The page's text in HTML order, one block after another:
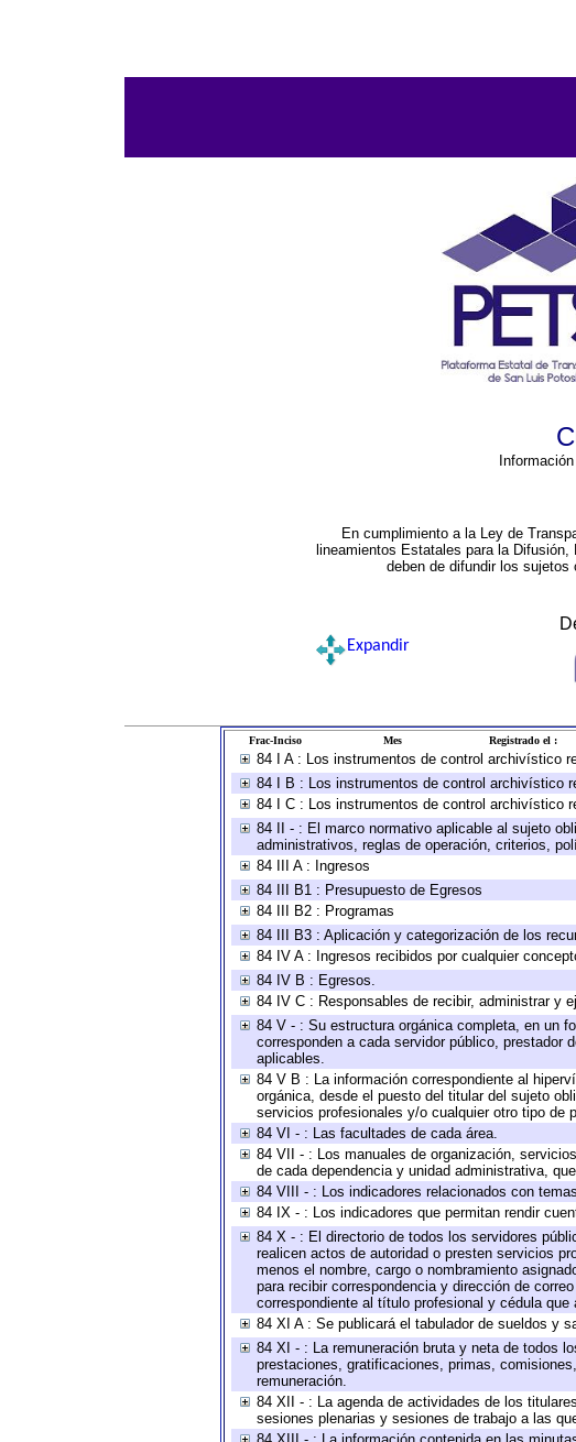
En cumplimiento a la Ley de
lineamientos Estatales para la
deben de difundir los
Expandir
Frac-Inciso Mes Registrado el :
84 I A : Los instrumentos de control archivístico
84 I B : Los instrumentos de control archivístico
84 I C : Los instrumentos de control archivístico
84 II - : El marco normativo aplicable al sujeto
administrativos, reglas de operación, criterios,
84 III A : Ingresos
84 III B1 : Presupuesto de Egresos
84 III B2 : Programas
84 III B3 : Aplicación y categorización de los
84 IV A : Ingresos recibidos por cualquier
84 IV B : Egresos.
84 IV C : Responsables de recibir, administrar y
84 V - : Su estructura orgánica completa, en un
corresponden a cada servidor público, prestador
aplicables.
84 V B : La información correspondiente al
orgánica, desde el puesto del titular del sujeto
servicios profesionales y/o cualquier otro tipo de
84 VI - : Las facultades de cada área.
84 VII - : Los manuales de organización,
de cada dependencia y unidad administrativa,
84 VIII - : Los indicadores relacionados con
84 IX - : Los indicadores que permitan rendir
84 X - : El directorio de todos los servidores
realicen actos de autoridad o presten servicios
menos el nombre, cargo o nombramiento
para recibir correspondencia y dirección de
correspondiente al título profesional y cédula
84 XI A : Se publicará el tabulador de sueldos y
84 XI - : La remuneración bruta y neta de todos
prestaciones, gratificaciones, primas,
remuneración.
84 XII - : La agenda de actividades de los
sesiones plenarias y sesiones de trabajo a las